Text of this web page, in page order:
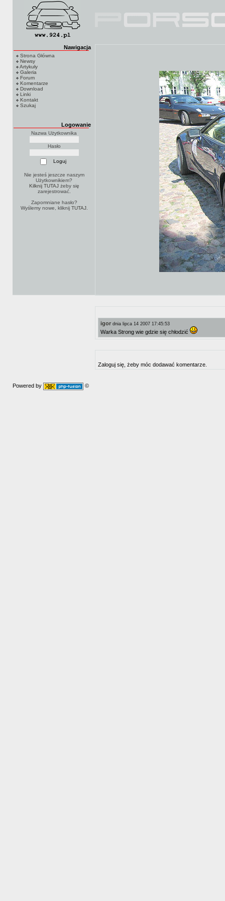
Nawigacja
Strona Główna
Newsy
Artykuły
Galeria
Forum
Komentarze
Download
Linki
Kontakt
Szukaj
Logowanie
Nazwa Użytkownika
Hasło
Nie jesteś jeszcze naszym
Użytkownikiem?
Kilknij TUTAJżeby się
zarejestrować.
Zapomniane hasło?
Wyślemy nowe, kliknij TUTAJ.
igor dnia lipca 14 2007 17:45:53
Warka Strong wie gdzie się chłodzić
Zaloguj się, żeby móc dodawać komentarze.
Powered by ©